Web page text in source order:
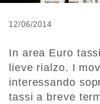
12/06/2014
In area Euro
lieve rialzo. I
interessando
tassi a breve